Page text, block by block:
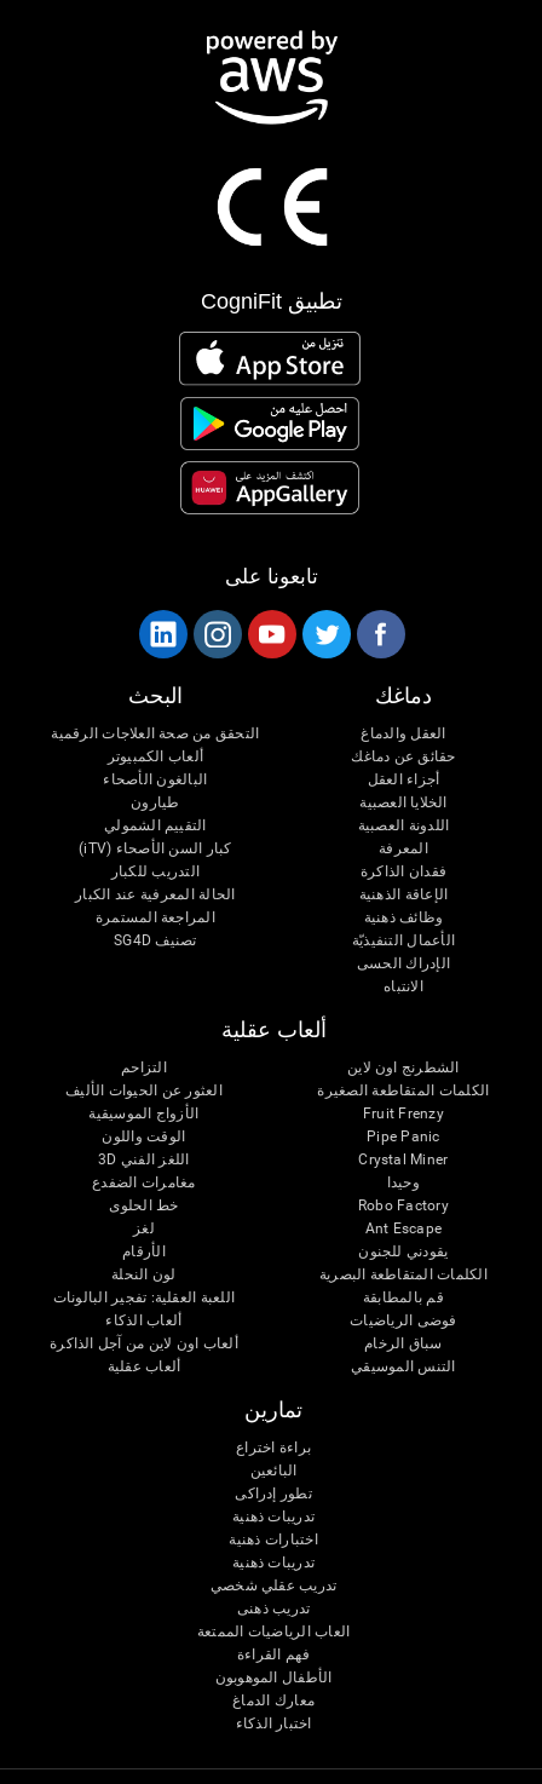
تطبيق CogniFit
تابعونا على
دماغك
العقل والدماغ
حقائق عن دماغك
أجزاء العقل
الخلايا العصبية
اللدونة العصبية
المعرفة
فقدان الذاكرة
الإعاقة الذهنية
وظائف ذهنية
الأعمال التنفيذيّة
الإدراك الحسى
الانتباه
البحث
التحقق من صحة العلاجات الرقمية
ألعاب الكمبيوتر
البالغون الأصحاء
طيارون
التقييم الشمولي
كبار السن الأصحاء (iTV)
التدريب للكبار
الحالة المعرفية عند الكبار
المراجعة المستمرة
تصنيف SG4D
ألعاب عقلية
الشطرنج اون لاين
الكلمات المتقاطعة الصغيرة
Fruit Frenzy
Pipe Panic
Crystal Miner
وحيدا
Robo Factory
Ant Escape
يقودني للجنون
الكلمات المتقاطعة البصرية
قم بالمطابقة
فوضى الرياضيات
سباق الرخام
التنس الموسيقي
التزاحم
العثور عن الحيوات الأليف
الأزواج الموسيقية
الوقت واللون
اللغز الفني 3D
مغامرات الضفدع
خط الحلوى
لغز
الأرقام
لون النحلة
اللعبة العقلية: تفجير البالونات
ألعاب الذكاء
ألعاب اون لاين من آجل الذاكرة
ألعاب عقلية
تمارين
براءة اختراع
البائعين
تطور إدراكى
تدريبات ذهنية
اختبارات ذهنية
تدريبات ذهنية
تدريب عقلي شخصي
تدريب ذهنى
العاب الرياضيات الممتعة
فهم القراءة
الأطفال الموهوبون
معارك الدماغ
اختبار الذكاء